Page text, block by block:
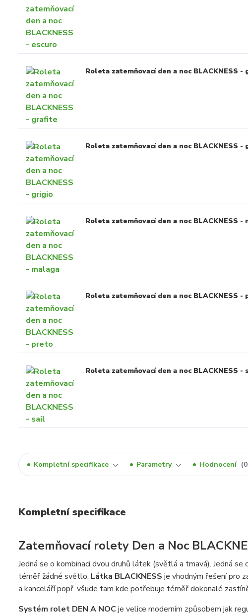
Roleta zatemňovací den a noc BLACKNESS -
Roleta zatemňovací den a noc BLACKNESS -
Roleta zatemňovací den a noc BLACKNESS -
Roleta zatemňovací den a noc BLACKNESS -
Roleta zatemňovací den a noc BLACKNESS -
Kompletní specifikace Parametry Hodnocení 0
Kompletní specifikace
Zatemňovací rolety Den a Noc
Jedná se o kombinaci dvou druhů látek (světlá a tmavá). Jedná
téměř žádné světlo. Látka BLACKNESS je vhodným řešení pro
a kanceláří popř. všude tam kde potřebuje téměř dokonalé
Systém rolet DEN A NOC je velice moderním způsobem jak